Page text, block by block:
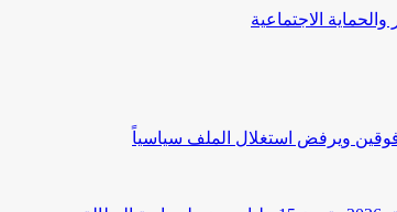
ويرفض استغلال الملف سياسياً